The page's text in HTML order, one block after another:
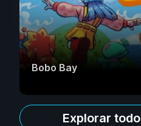
Bobo Bay
Explorar